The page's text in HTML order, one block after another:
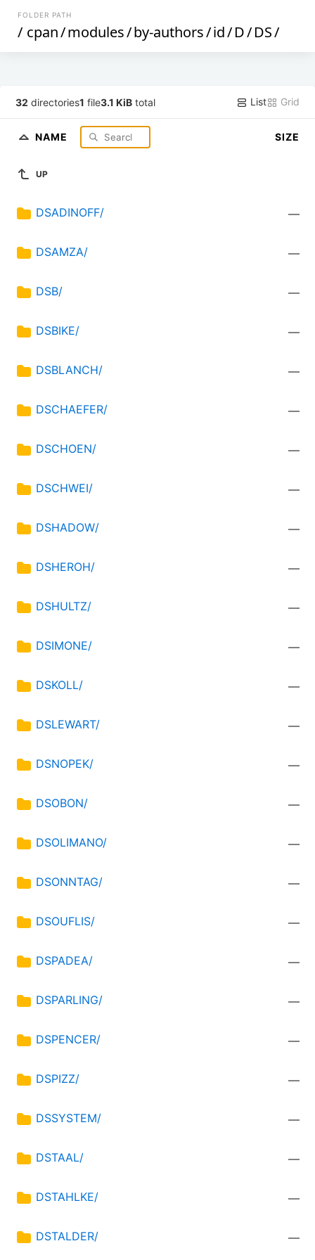
FOLDER PATH
/ cpan/modules/by-authors/id/D/DS/
32 directories1 file3.1 KiB total List Grid
NAME SIZE
UP
DSADINOFF/ —
DSAMZA/ —
DSB/ —
DSBIKE/ —
DSBLANCH/ —
DSCHAEFER/ —
DSCHOEN/ —
DSCHWEI/ —
DSHADOW/ —
DSHEROH/ —
DSHULTZ/ —
DSIMONE/ —
DSKOLL/ —
DSLEWART/ —
DSNOPEK/ —
DSOBON/ —
DSOLIMANO/ —
DSONNTAG/ —
DSOUFLIS/ —
DSPADEA/ —
DSPARLING/ —
DSPENCER/ —
DSPIZZ/ —
DSSYSTEM/ —
DSTAAL/ —
DSTAHLKE/ —
DSTALDER/ —